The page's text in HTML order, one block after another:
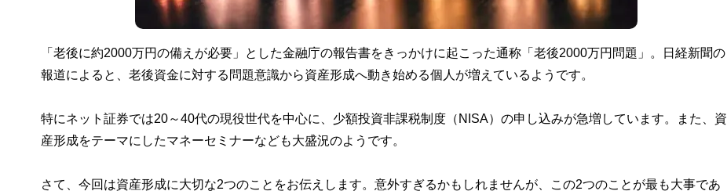
「老後に約2000万円の備えが必要」とした金融庁の報告書をきっかけに起こった通称「老後2000万円問題」。日経新聞の
報道によると、老後資金に対する問題意識から資産形成へ動き始める個人が増えているようです。
特にネット証券では20～40代の現役世代を中心に、少額投資非課税制度（NISA）の申し込みが急増しています。また、資
産形成をテーマにしたマネーセミナーなども大盛況のようです。
さて、今回は資産形成に大切な2つのことをお伝えします。意外すぎるかもしれませんが、この2つのことが最も大事であ